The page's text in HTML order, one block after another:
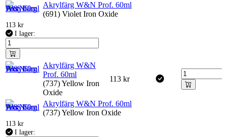
Akrylfärg W&N Prof. 60ml
(691) Violet Iron Oxide
113 kr
I lager:
Akrylfärg W&N
Prof. 60ml
(737) Yellow Iron
Oxide
113 kr
Akrylfärg W&N Prof. 60ml
(737) Yellow Iron Oxide
113 kr
I lager: